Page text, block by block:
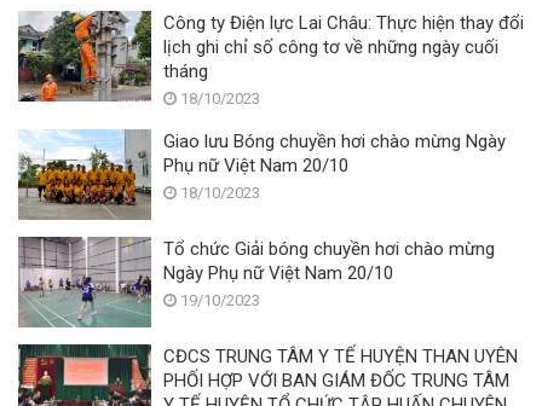
Công ty Điện lực Lai Châu: Thực hiện thay đổi
lịch ghi chỉ số công tơ về những ngày cuối
tháng
18/10/2023
Giao lưu Bóng chuyền hơi chào mừng Ngày
Phụ nữ Việt Nam 20/10
18/10/2023
Tổ chức Giải bóng chuyền hơi chào mừng
Ngày Phụ nữ Việt Nam 20/10
19/10/2023
CĐCS TRUNG TÂM Y TẾ HUYỆN THAN UYÊN
PHỐI HỢP VỚI BAN GIÁM ĐỐC TRUNG TÂM